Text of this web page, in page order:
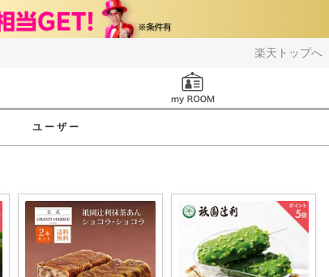
楽天トップへ
ユーザー